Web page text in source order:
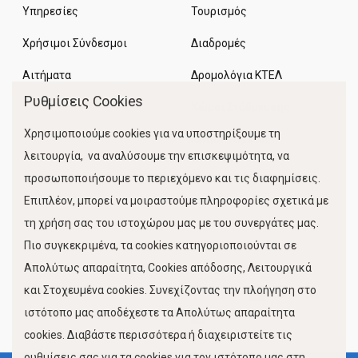
Υπηρεσίες
Χρήσιμοι Σύνδεσμοι
Αιτήματα
Τουρισμός
Διαδρομές
Δρομολόγια ΚΤΕΛ
Κίνηση Λιμένος
FOLLOW US
Ρυθμίσεις Cookies
Χρησιμοποιούμε cookies για να υποστηρίξουμε τη
λειτουργία, να αναλύσουμε την επισκεψιμότητα, να
προσωποποιήσουμε το περιεχόμενο και τις διαφημίσεις.
Επιπλέον, μπορεί να μοιραστούμε πληροφορίες σχετικά με
τη χρήση σας του ιστοχώρου μας με του συνεργάτες μας.
Πιο συγκεκριμένα, τα cookies κατηγοριοποιούνται σε
Απολύτως απαραίτητα, Cookies απόδοσης, Λειτουργικά
και Στοχευμένα cookies. Συνεχίζοντας την πλοήγηση στο
ιστότοπο μας αποδέχεστε τα Απολύτως απαραίτητα
cookies. Διαβάστε περισσότερα ή διαχειριστείτε τις